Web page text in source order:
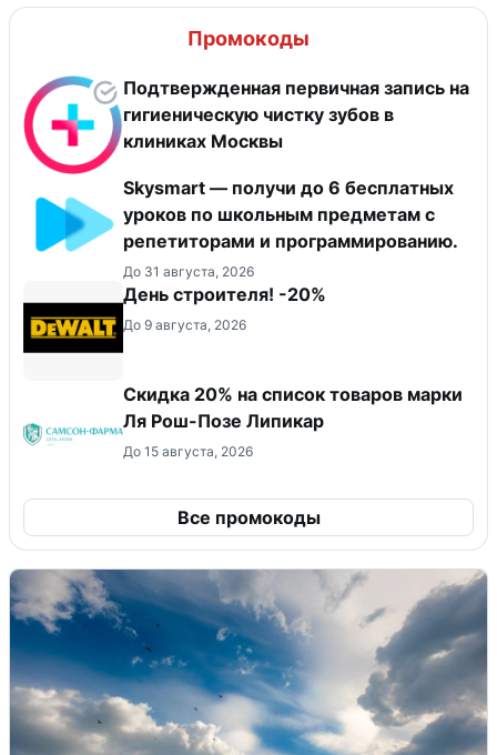
Промокоды
Подтвержденная первичная запись на
гигиеническую чистку зубов в
клиниках Москвы
Skysmart — получи до 6 бесплатных
уроков по школьным предметам с
репетиторами и программированию.
До 31 августа, 2026
День строителя! -20%
До 9 августа, 2026
Скидка 20% на список товаров марки
Ля Рош-Позе Липикар
До 15 августа, 2026
Все промокоды